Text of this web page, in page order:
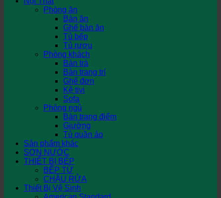
Phòng ăn
Bàn ăn
Ghế bàn ăn
Tủ bếp
Tủ rượu
Phòng khách
Bàn trà
Bàn trang trí
Ghế đơn
Kệ tivi
Sofa
Phòng ngủ
Bàn trang điểm
Giường
Tủ quần áo
Sản phẩm khác
SƠN NƯỚC
THIẾT BỊ BẾP
BẾP TỪ
CHẬU RỬA
Thiết Bị Vệ Sinh